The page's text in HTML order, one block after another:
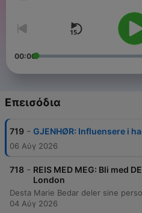
00:00
Επεισόδια
719 - GJENHØR: Influensere i
06 Αύγ 2026
718 - REIS MED MEG: Bli med
London
04 Αύγ 2026